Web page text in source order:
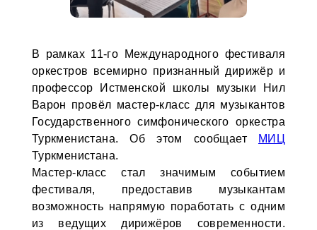
В рамках 11-го Международного фестиваля
оркестров всемирно признанный дирижёр и
профессор Истменской школы музыки Нил
Варон провёл мастер-класс для музыкантов
Государственного симфонического оркестра
Туркменистана. Об этом сообщает
МИЦ
Туркменистана.
Мастер-класс стал значимым событием
фестиваля, предоставив музыкантам
возможность напрямую поработать с одним
из ведущих дирижёров современности.